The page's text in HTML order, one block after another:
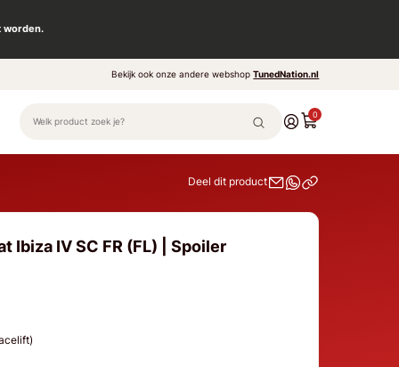
worden.
Bekijk ook onze andere webshopTunedNation.nl
0
Deel dit product
Ibiza IV SC FR (FL) | Spoiler